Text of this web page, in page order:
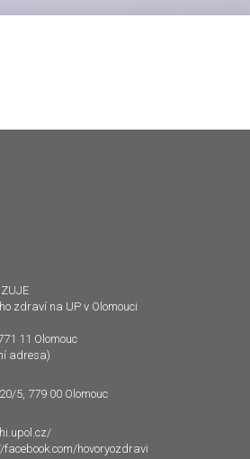
zdraví na UP v Olomouci
11 Olomouc
adresa)
5, 779 00 Olomouc
hovoryozdravi